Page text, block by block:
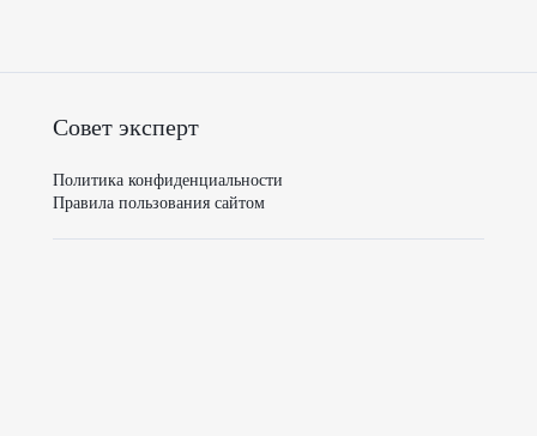
Совет эксперт
Политика конфиденциальности
Правила пользования сайтом